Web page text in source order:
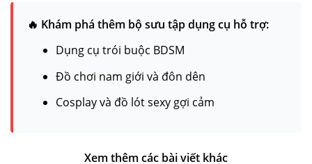
🔥 Khám phá thêm bộ sưu tập dụng cụ hỗ trợ:
Dụng cụ trói buộc BDSM
Đồ chơi nam giới và đôn dên
Cosplay và đồ lót sexy gợi cảm